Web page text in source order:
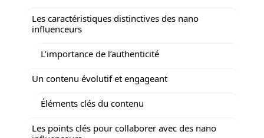
Les caractéristiques distinctives des nano
influenceurs
L’importance de l’authenticité
Un contenu évolutif et engageant
Éléments clés du contenu
Les points clés pour collaborer avec des nano